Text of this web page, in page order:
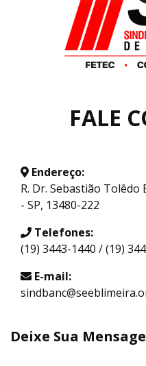
FALE
Endereço:
R. Dr. Sebastião
- SP, 13480-222
Telefones:
(19) 3443-1440 / (19)
E-mail:
Deixe Sua